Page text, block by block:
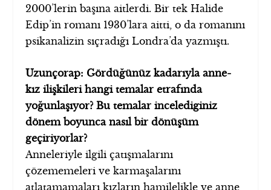
2000’lerin başına aitlerdi. Bir tek Halide
Edip’in romanı 1930’lara aitti, o da romanını
psikanalizin sıçradığı Londra’da yazmıştı.
Uzunçorap: Gördüğünüz kadarıyla anne-
kız ilişkileri hangi temalar etrafında
yoğunlaşıyor? Bu temalar incelediginiz
dönem boyunca nasıl bir dönüşüm
geçiriyorlar?
Anneleriyle ilgili çatışmalarını
çözememeleri ve karmaşalarını
atlatamamaları kızların hamilelikle ve anne